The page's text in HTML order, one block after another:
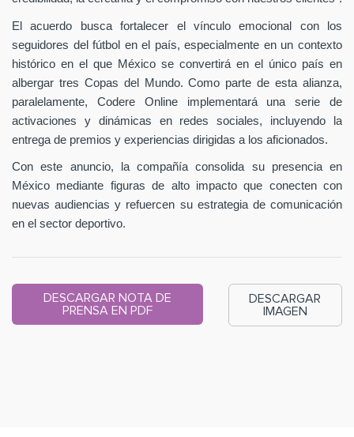
El acuerdo busca fortalecer el vínculo emocional con los
seguidores del fútbol en el país, especialmente en un contexto
histórico en el que México se convertirá en el único país en
albergar tres Copas del Mundo. Como parte de esta alianza,
paralelamente, Codere Online implementará una serie de
activaciones y dinámicas en redes sociales, incluyendo la
entrega de premios y experiencias dirigidas a los aficionados.
Con este anuncio, la compañía consolida su presencia en
México mediante figuras de alto impacto que conecten con
nuevas audiencias y refuercen su estrategia de comunicación
en el sector deportivo.
DESCARGAR NOTA DE
PRENSA EN PDF
DESCARGAR
IMAGEN